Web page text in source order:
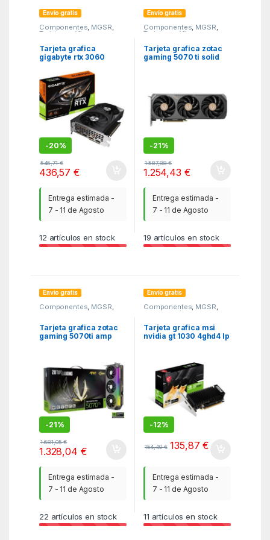
Envío gratis
Componentes, MGSR,
Tarjetas gráficas
Tarjeta grafica
gigabyte rtx 3060
gddr6 2 x dp – 2 x hdmi
– pci express 4.0
-20%
545,71€
436,57€
Entrega estimada -
7 - 11 de Agosto
12 artículos en stock
Envío gratis
Componentes, MGSR,
Tarjetas gráficas
Tarjeta grafica zotac
gaming 5070 ti solid
-21%
1.587,88€
1.254,43 €
Entrega estimada -
7 - 11 de Agosto
19 artículos en stock
Envío gratis
Componentes, MGSR,
Tarjetas gráficas
Tarjeta grafica zotac
gaming 5070ti amp
-21%
1.681,05€
1.328,04 €
Entrega estimada -
7 - 11 de Agosto
22 artículos en stock
Envío gratis
Componentes, MGSR,
Tarjetas gráficas
Tarjeta grafica msi
nvidia gt 1030 4ghd4 lp
-12%
154,40€ 135,87€
Entrega estimada -
7 - 11 de Agosto
11 artículos en stock